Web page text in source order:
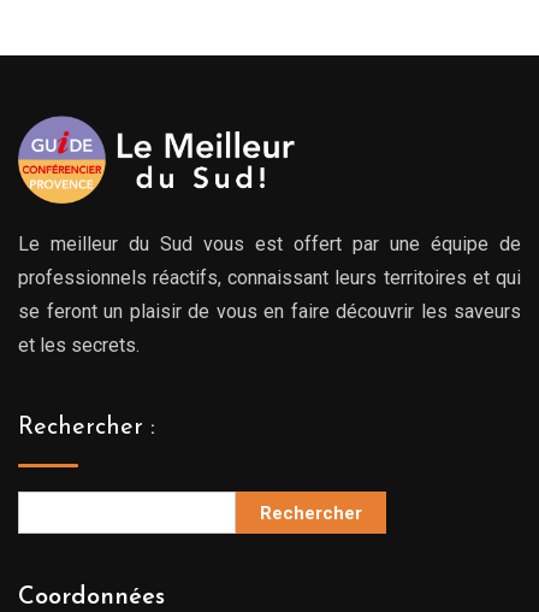
Le meilleur du Sud vous est offert par une équipe de
professionnels réactifs, connaissant leurs territoires et qui
se feront un plaisir de vous en faire découvrir les saveurs
et les secrets.
Rechercher :
Rechercher
Coordonnées